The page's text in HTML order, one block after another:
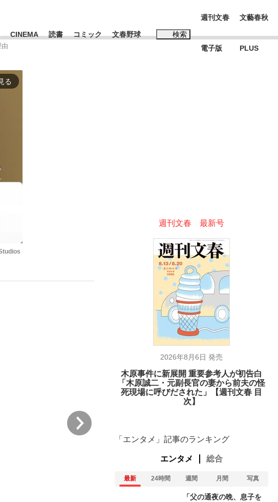
いされているのが悲しい」『北の国から』倉本聰氏（91...
CINEMA 読書 コミック 文春野球 検索
週刊文春
電子版
文藝春秋
PLUS
る
週刊文春 最新号
2026年8月6日 発売
木原事件に新展開 重要参考人が初告白
「木原誠二・元副長官の妻から前夫の怪
死現場に呼びだされた」【週刊文春 目
次】
「エンタメ」記事のランキング
エンタメ 総合
最新 24時間 週間 月間 写真
「父の通夜の晩、息子を